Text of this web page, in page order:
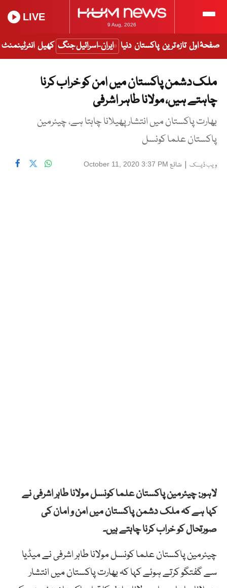
9 Aug, 2026
LIVE
صفحۂ اول تازہ ترین پاکستان دنیا ایران-اسرائیل جنگ کھیل انٹرٹینمنٹ
ملک دشمن پاکستان میں امن کو خراب کرنا
چاہتے ہیں، مولانا طاہر اشرفی
بھارت پاکستان میں انتشار پھیلانا چاہتا ہے، چیئرمین
پاکستان علما کونسل
ویب ڈیسک | شائع October 11, 2020 3:37 PM
لاہور: چیئرمین پاکستان علما کونسل مولانا طاہر اشرفی نے
کہا ہے کہ ملک دشمن پاکستان میں امن و امان کی
صورتحال کو خراب کرنا چاہتے ہیں۔
چیئرمین پاکستان علما کونسل مولانا طاہر اشرفی نے میڈیا
سے گفتگو کرتے ہوئے کہا کہ بھارت پاکستان میں انتشار